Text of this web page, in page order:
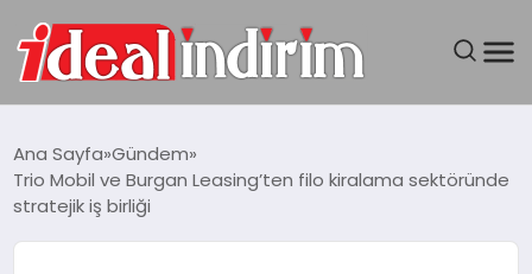
BILGISAYAR
Ana Sayfa Gündem
Trio Mobil ve Burgan Leasing’ten filo kiralama sektöründe
stratejik iş birliği